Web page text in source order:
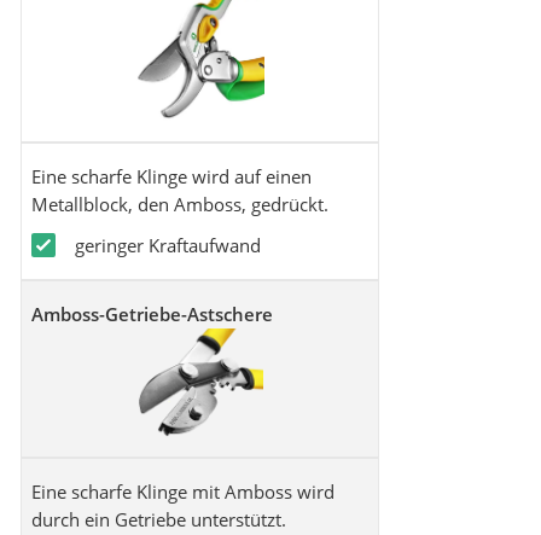
Eine scharfe Klinge wird auf einen
Metallblock, den Amboss, gedrückt.
geringer Kraftaufwand
Amboss-Getriebe-Astschere
Eine scharfe Klinge mit Amboss wird
durch ein Getriebe unterstützt.